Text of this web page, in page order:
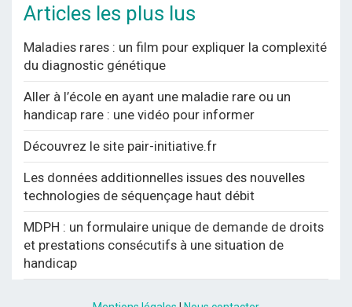
Articles les plus lus
Maladies rares : un film pour expliquer la complexité
du diagnostic génétique
Aller à l’école en ayant une maladie rare ou un
handicap rare : une vidéo pour informer
Découvrez le site pair-initiative.fr
Les données additionnelles issues des nouvelles
technologies de séquençage haut débit
MDPH : un formulaire unique de demande de droits
et prestations consécutifs à une situation de
handicap